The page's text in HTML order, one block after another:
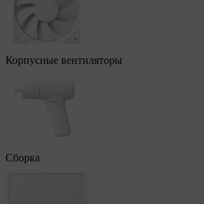
Корпусные вентиляторы
Сборка